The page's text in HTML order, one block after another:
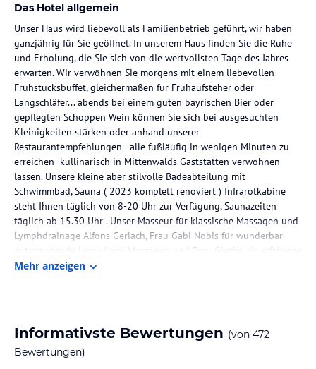
Das Hotel allgemein
Unser Haus wird liebevoll als Familienbetrieb geführt, wir haben
ganzjährig für Sie geöffnet. In unserem Haus finden Sie die Ruhe
und Erholung, die Sie sich von die wertvollsten Tage des Jahres
erwarten. Wir verwöhnen Sie morgens mit einem liebevollen
Frühstücksbuffet, gleichermaßen für Frühaufsteher oder
Langschläfer... abends bei einem guten bayrischen Bier oder
gepflegten Schoppen Wein können Sie sich bei ausgesuchten
Kleinigkeiten stärken oder anhand unserer
Restaurantempfehlungen - alle fußläufig in wenigen Minuten zu
erreichen- kullinarisch in Mittenwalds Gaststätten verwöhnen
lassen. Unsere kleine aber stilvolle Badeabteilung mit
Schwimmbad, Sauna ( 2023 komplett renoviert ) Infrarotkabine
steht Ihnen täglich von 8-20 Uhr zur Verfügung, Saunazeiten
täglich ab 15.30 Uhr . Unser Masseur für klassische Massagen und
Lymphdrainage Alfons Gerlach, Frau Gabi Nobis für wunderbar
entspannende Lomi- Lomi Massagen und Frau Gieche als erfahrene
Heilpraktikerin stehen Ihnen als ausgezeichnete Fachleute
kostenlos verfügbar.
Wir freuen uns, Sie bei uns im Gästehaus mit Herz der Bichlerhof
in Mittenwald schon recht bald willkommen heißen zu dürfen.
Mehr anzeigen
Informativste Bewertungen (von 472
Bewertungen)